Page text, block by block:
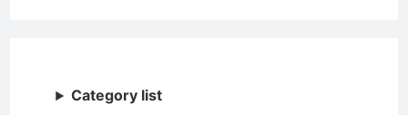
Category list